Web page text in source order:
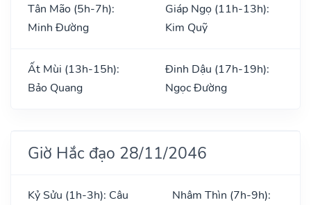
Tân Mão (5h-7h):
Minh Đường
Giáp Ngọ (11h-13h):
Kim Quỹ
Ất Mùi (13h-15h):
Bảo Quang
Đinh Dậu (17h-19h):
Ngọc Đường
Giờ Hắc đạo 28/11/2046
Kỷ Sửu (1h-3h): Câu
Nhâm Thìn (7h-9h):